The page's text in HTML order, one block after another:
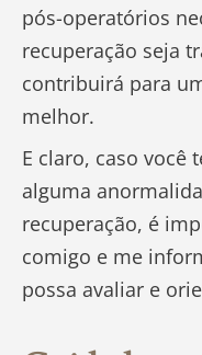
pós-operatórios
recuperação seja
contribuirá para
melhor.
E claro, caso você
alguma
recuperação, é
comigo e me
possa avaliar e